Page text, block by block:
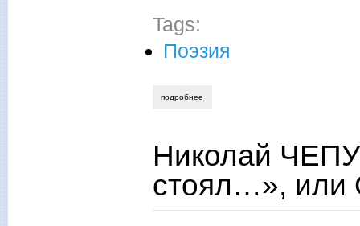
Tags:
Поэзия
подробнее
Николай
стоял…», или